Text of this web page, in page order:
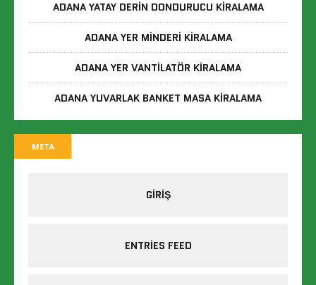
ADANA YATAY DERIN DONDURUCU KIRALAMA
ADANA YER MINDERI KIRALAMA
ADANA YER VANTILATÖR KIRALAMA
ADANA YUVARLAK BANKET MASA KIRALAMA
META
GIRIŞ
ENTRIES FEED